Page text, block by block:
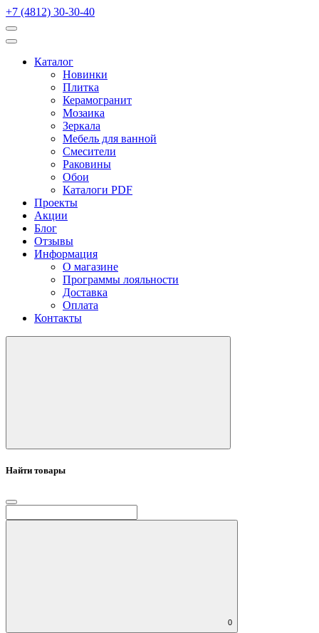
+7 (4812) 30-30-40
Каталог
Новинки
Плитка
Керамогранит
Мозаика
Зеркала
Мебель для ванной
Смесители
Раковины
Обои
Каталоги PDF
Проекты
Акции
Блог
Отзывы
Информация
О магазине
Программы лояльности
Доставка
Оплата
Контакты
Найти товары
0